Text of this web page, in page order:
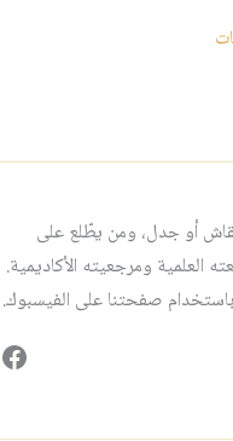
أو جدل، ومن يطّلع على
العلمية ومرجعيته الأكاديمية.
صفحتنا على الفيسبوك.